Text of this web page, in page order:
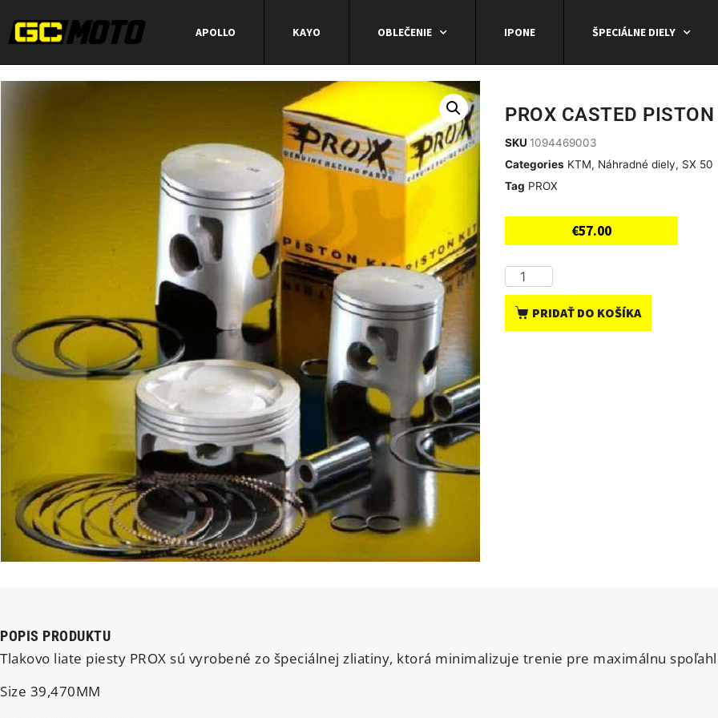
APOLLO KAYO OBLEČENIE IPONE ŠPECIÁLNE DIELY
PROX CASTED
SKU 1094469003
Categories KTM, Náhradné diely, SX 50
Tag PROX
€57.00
PRIDAŤ DO KOŠÍKA
POPIS PRODUKTU
Tlakovo liate piesty PROX sú vyrobené zo špeciálnej zliatiny, ktorá minimalizuje trenie pre maximálnu
Size 39,470MM